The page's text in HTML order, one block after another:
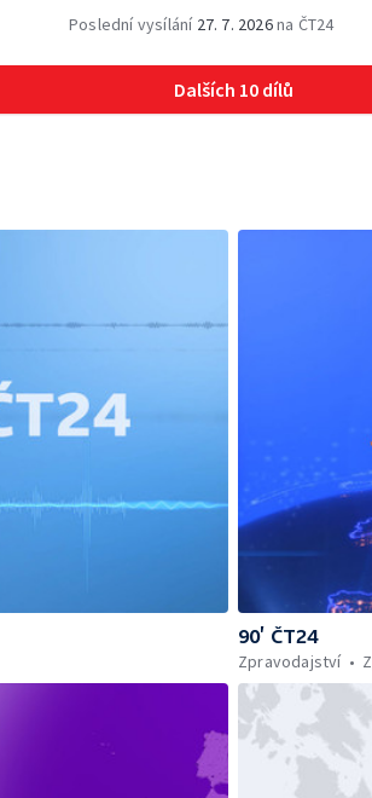
Poslední vysílání 27. 7. 2026na ČT24
Dalších 10 dílů
90’ ČT24
Zpravodajství